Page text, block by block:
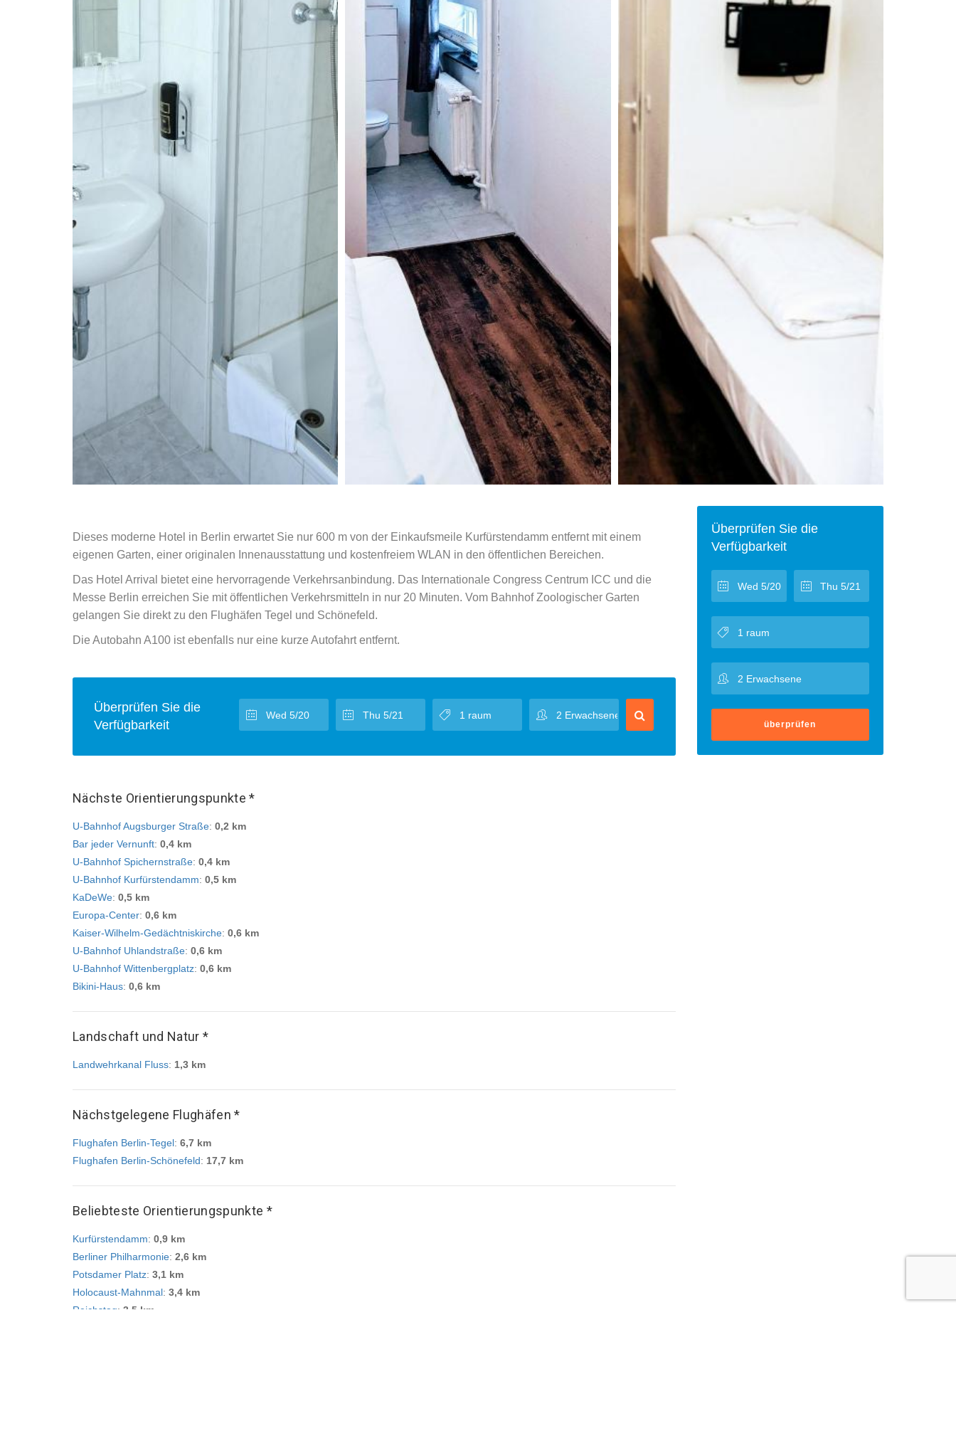
Überprüfen Sie die
Verfügbarkeit
überprüfen
Dieses moderne Hotel in Berlin erwartet Sie nur 600 m von der Einkaufsmeile Kurfürstendamm entfernt mit einem
eigenen Garten, einer originalen Innenausstattung und kostenfreiem WLAN in den öffentlichen Bereichen.
Das Hotel Arrival bietet eine hervorragende Verkehrsanbindung. Das Internationale Congress Centrum ICC und die
Messe Berlin erreichen Sie mit öffentlichen Verkehrsmitteln in nur 20 Minuten. Vom Bahnhof Zoologischer Garten
gelangen Sie direkt zu den Flughäfen Tegel und Schönefeld.
Die Autobahn A100 ist ebenfalls nur eine kurze Autofahrt entfernt.
Überprüfen Sie die
Verfügbarkeit
Nächste Orientierungspunkte *
U-Bahnhof Augsburger Straße: 0,2 km
Bar jeder Vernunft: 0,4 km
U-Bahnhof Spichernstraße: 0,4 km
U-Bahnhof Kurfürstendamm: 0,5 km
KaDeWe: 0,5 km
Europa-Center: 0,6 km
Kaiser-Wilhelm-Gedächtniskirche: 0,6 km
U-Bahnhof Uhlandstraße: 0,6 km
U-Bahnhof Wittenbergplatz: 0,6 km
Bikini-Haus: 0,6 km
Landschaft und Natur *
Landwehrkanal Fluss: 1,3 km
Nächstgelegene Flughäfen *
Flughafen Berlin-Tegel: 6,7 km
Flughafen Berlin-Schönefeld: 17,7 km
Beliebteste Orientierungspunkte *
Kurfürstendamm: 0,9 km
Berliner Philharmonie: 2,6 km
Potsdamer Platz: 3,1 km
Holocaust-Mahnmal: 3,4 km
Reichstag: 3,5 km